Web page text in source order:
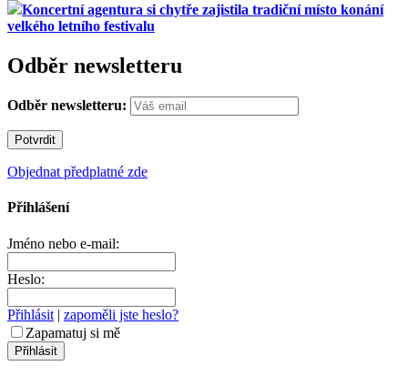
Koncertní agentura si chytře zajistila tradiční místo konání
velkého letního festivalu
Odběr newsletteru
Odběr newsletteru:
Objednat předplatné zde
Přihlášení
Jméno nebo e-mail:
Heslo:
Přihlásit | zapoměli jste heslo?
Zapamatuj si mě